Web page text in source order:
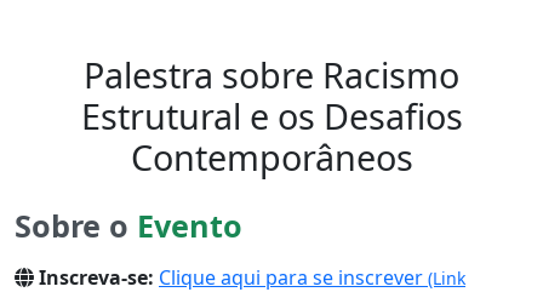
Palestra sobre Racismo
Estrutural e os Desafios
Contemporâneos
Sobre o Evento
Inscreva-se: Clique aqui para se inscrever (Link